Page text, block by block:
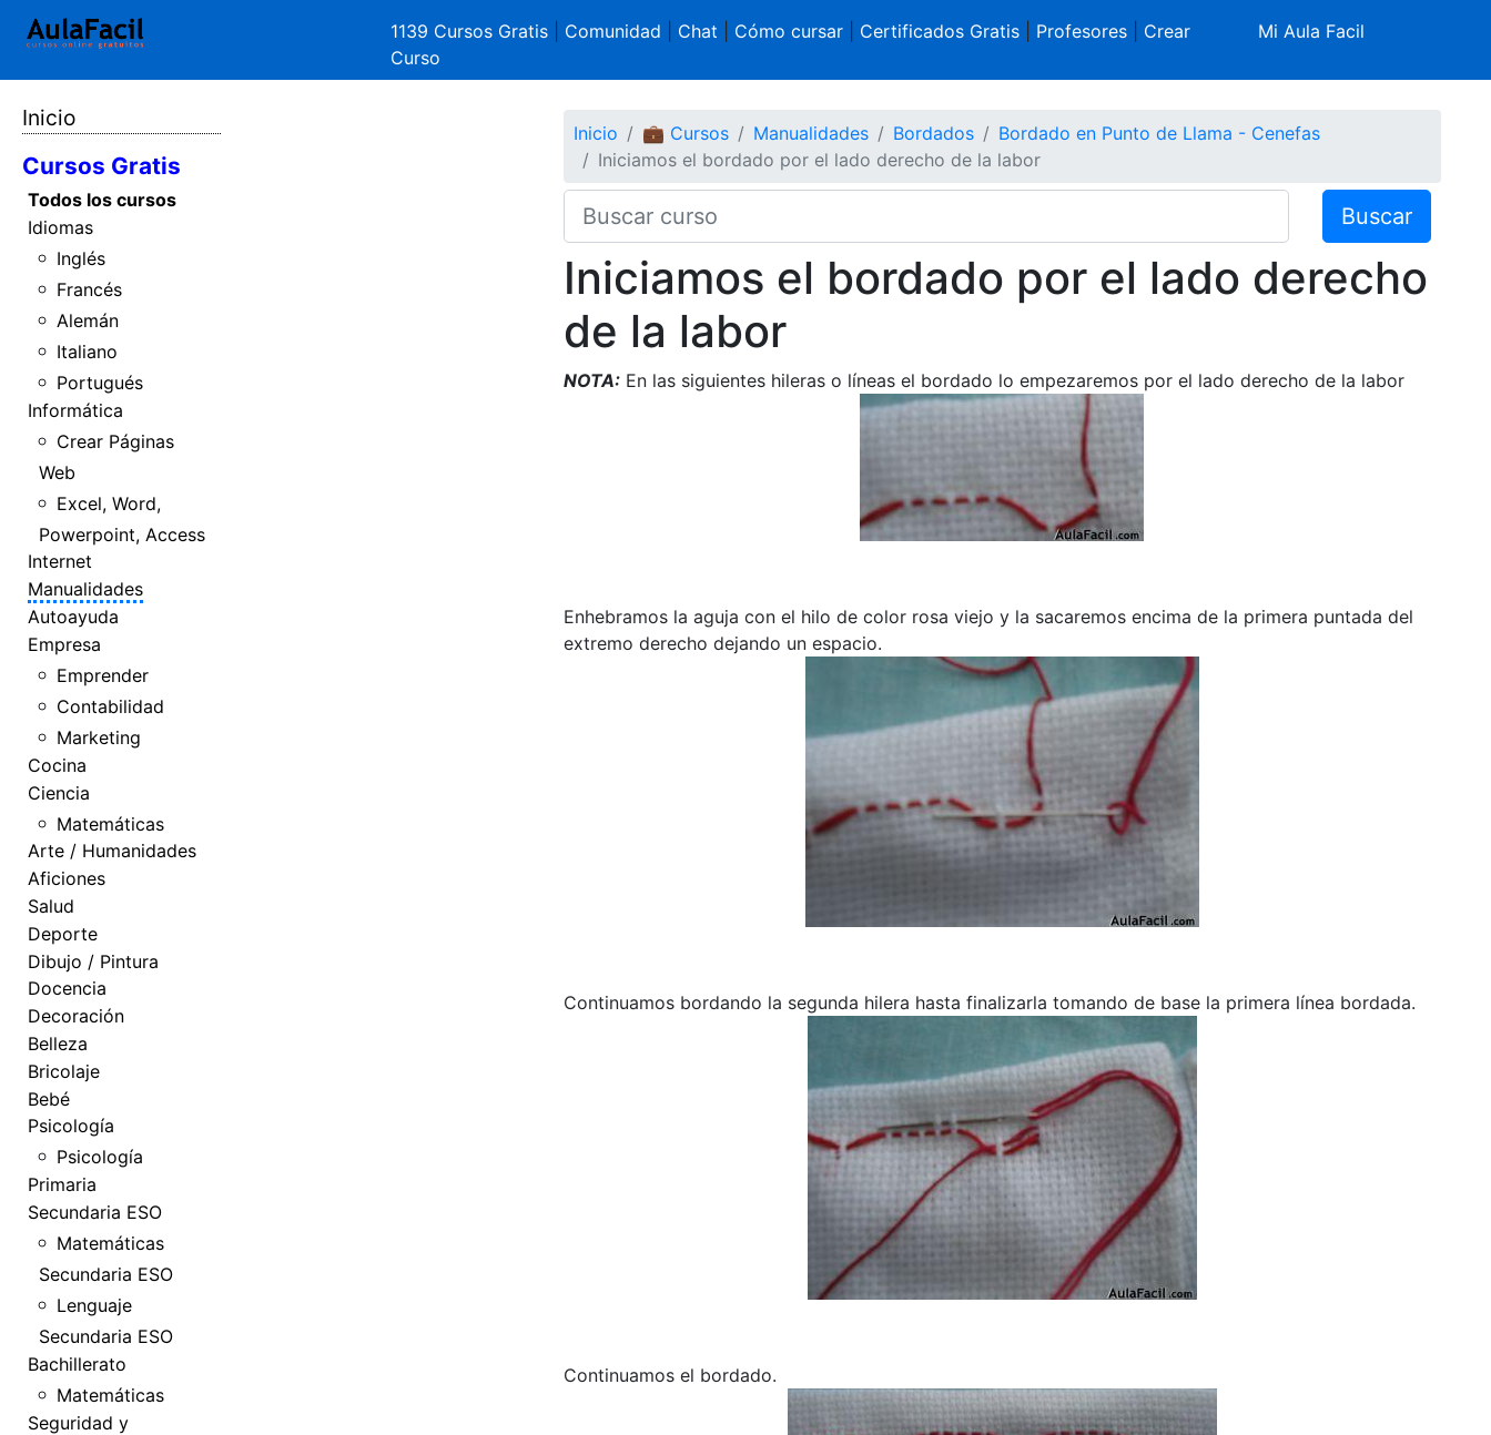
1139 Cursos Gratis Comunidad Chat Cómo cursar| Certificados Gratis| Profesores| Crear
Curso
Mi Aula Facil
Inicio
Cursos Gratis
Todos los cursos
Idiomas
Inglés
Francés
Alemán
Italiano
Portugués
Informática
Crear Páginas
Web
Excel, Word,
Powerpoint, Access
Internet
Manualidades
Autoayuda
Empresa
Emprender
Contabilidad
Marketing
Cocina
Ciencia
Matemáticas
Arte / Humanidades
Aficiones
Salud
Deporte
Dibujo / Pintura
Docencia
Decoración
Belleza
Bricolaje
Bebé
Psicología
Psicología
Primaria
Secundaria ESO
Matemáticas
Secundaria ESO
Lenguaje
Secundaria ESO
Bachillerato
Matemáticas
Seguridad y
Inicio 💼 Cursos Manualidades Bordados
Bordado en Punto de Llama - Cenefas
Iniciamos el bordado por el lado derecho de la labor
Buscar
Iniciamos el bordado por el lado derecho
de la labor
NOTA:En las siguientes hileras o líneas el bordado lo empezaremos por el lado derecho de la labor
Enhebramos la aguja con el hilo de color rosa viejo y la sacaremos encima de la primera puntada del
extremo derecho dejando un espacio.
Continuamos bordando la segunda hilera hasta finalizarla tomando de base la primera línea bordada.
Continuamos el bordado.